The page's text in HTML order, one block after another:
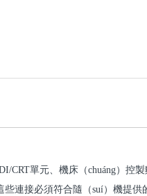
CRT單元、機床（chuáng）控
連接必須符合隨（suí）機提供